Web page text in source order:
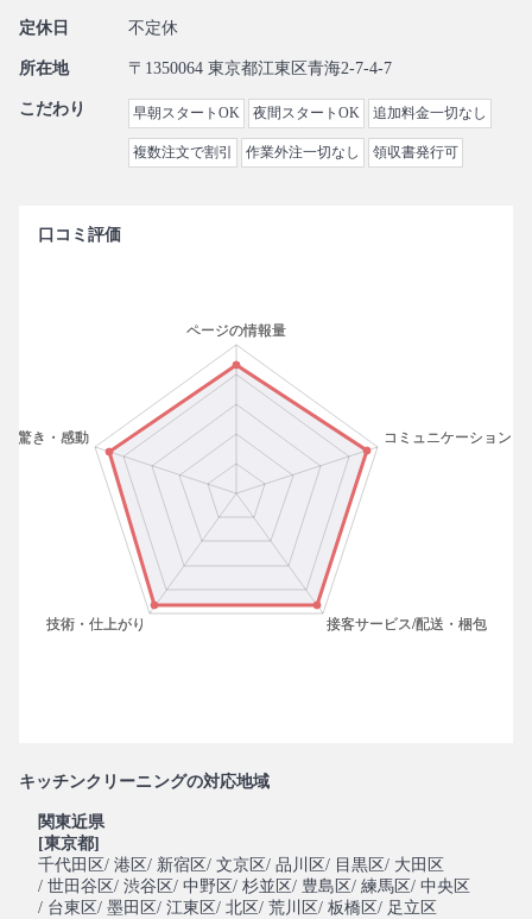
定休日 不定休
所在地 〒1350064 東京都江東区青海2-7-4-7
こだわり 早朝スタートOK 夜間スタートOK 追加料金一切なし
複数注文で割引 作業外注一切なし 領収書発行可
口コミ評価
キッチンクリーニングの対応地域
関東近県
[東京都]
千代田区/ 港区/ 新宿区/ 文京区/ 品川区/ 目黒区/ 大田区
/ 世田谷区/ 渋谷区/ 中野区/ 杉並区/ 豊島区/ 練馬区/ 中央区
/ 台東区/ 墨田区/ 江東区/ 北区/ 荒川区/ 板橋区/ 足立区